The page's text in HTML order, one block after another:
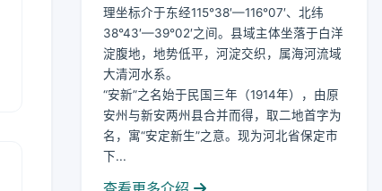
理坐标介于东经115°38′—116°07′、北纬
38°43′—39°02′之间。县域主体坐落于白洋
淀腹地，地势低平，河淀交织，属海河流域
大清河水系。
“安新”之名始于民国三年（1914年），由原
安州与新安两州县合并而得，取二地首字为
名，寓“安定新生”之意。现为河北省保定市
下...